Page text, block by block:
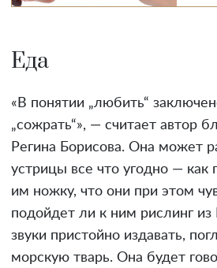
Еда
«В понятии „любить“
„сожрать“», — считает автор
Регина Борисова. Она может
устрицы все что угодно — как
им ножку, что они при этом
подойдет ли к ним рислинг из
звуки пристойно издавать,
морскую тварь. Она будет